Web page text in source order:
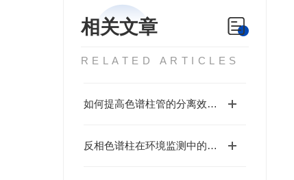
相关文章
RELATED ARTICLES
如何提高色谱柱管的分离效率？
反相色谱柱在环境监测中的应用